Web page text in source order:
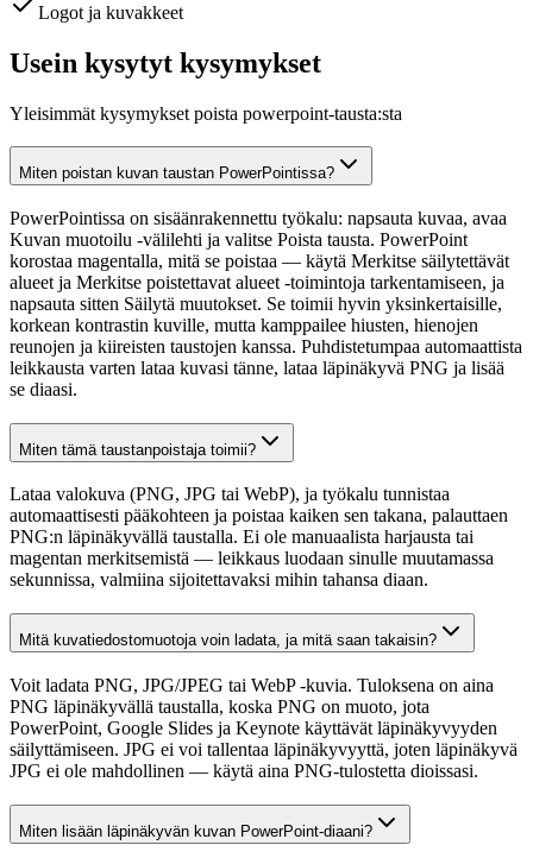
Logot ja kuvakkeet
Usein kysytyt kysymykset
Yleisimmät kysymykset poista powerpoint-tausta:sta
Miten poistan kuvan taustan PowerPointissa?
PowerPointissa on sisäänrakennettu työkalu: napsauta kuvaa, avaa
Kuvan muotoilu -välilehti ja valitse Poista tausta. PowerPoint
korostaa magentalla, mitä se poistaa — käytä Merkitse säilytettävät
alueet ja Merkitse poistettavat alueet -toimintoja tarkentamiseen, ja
napsauta sitten Säilytä muutokset. Se toimii hyvin yksinkertaisille,
korkean kontrastin kuville, mutta kamppailee hiusten, hienojen
reunojen ja kiireisten taustojen kanssa. Puhdistetumpaa automaattista
leikkausta varten lataa kuvasi tänne, lataa läpinäkyvä PNG ja lisää
se diaasi.
Miten tämä taustanpoistaja toimii?
Lataa valokuva (PNG, JPG tai WebP), ja työkalu tunnistaa
automaattisesti pääkohteen ja poistaa kaiken sen takana, palauttaen
PNG:n läpinäkyvällä taustalla. Ei ole manuaalista harjausta tai
magentan merkitsemistä — leikkaus luodaan sinulle muutamassa
sekunnissa, valmiina sijoitettavaksi mihin tahansa diaan.
Mitä kuvatiedostomuotoja voin ladata, ja mitä saan takaisin?
Voit ladata PNG, JPG/JPEG tai WebP -kuvia. Tuloksena on aina
PNG läpinäkyvällä taustalla, koska PNG on muoto, jota
PowerPoint, Google Slides ja Keynote käyttävät läpinäkyvyyden
säilyttämiseen. JPG ei voi tallentaa läpinäkyvyyttä, joten läpinäkyvä
JPG ei ole mahdollinen — käytä aina PNG-tulostetta dioissasi.
Miten lisään läpinäkyvän kuvan PowerPoint-diaani?